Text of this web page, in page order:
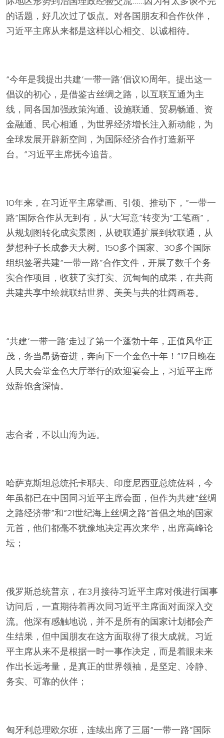
的话题，好几次过了饭点。对各国朋友和合作伙伴，
习近平主席从来都是这样以心相交、以诚相待。
“今年是我提出共建‘一带一路’倡议10周年。提出这一
倡议的初心，是借鉴古丝绸之路，以互联互通为主
线，同各国加强政策沟通、设施联通、贸易畅通、资
金融通、民心相通，为世界经济增长注入新动能，为
全球发展开辟新空间，为国际经济合作打造新平
台。”习近平主席抚今追昔。
10年来，在习近平主席擘画、引领、推动下，“一带一
路”国际合作从无到有，从“大写意”转变为“工笔画”，
从规划图转化成实景图，从硬联通扩展到软联通，从
梦想种子长成参天大树。150多个国家、30多个国际
组织签署共建“一带一路”合作文件，开展了数千个务
实合作项目，收获了实打实、沉甸甸的成果，在共商
共建共享中绘就联结世界、美美与共的壮阔画卷。
“共建‘一带一路’走过了第一个蓬勃十年，正值风华正
茂，务当昂扬奋进，奔向下一个金色十年！”17日晚在
人民大会堂金色大厅举行的欢迎宴会上，习近平主席
致辞饱含深情。
志合者，不以山海为远。
哈萨克斯坦总统托卡耶夫、印度尼西亚总统佐科，今
年虽都已在中国同习近平主席会面，但作为共建“丝绸
之路经济带”和“21世纪海上丝绸之路”首倡之地的国家
元首，他们都毫不犹豫地决定再次来华，出席高峰论
坛；
俄罗斯总统普京，在3月接待习近平主席对俄进行国事
访问后，一直期待着再次同习近平主席面对面深入交
流。他深有感触地说，并不是所有的国家计划都会产
生结果，但中国朋友在这方面取得了很大成就。习近
平主席从来不是根据一时一事作决定，而是着眼未来
作出长远考量，是真正的世界领袖，是坚定、冷静、
务实、可靠的伙伴；
匈牙利总理欧尔班，连续出席了三届“一带一路”国际